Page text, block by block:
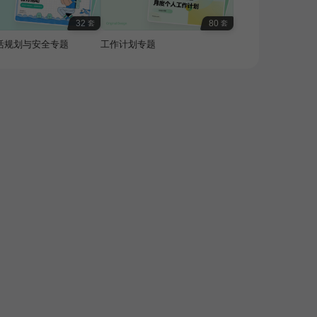
32 套
规划与安全专题
80 套
工作计划专题